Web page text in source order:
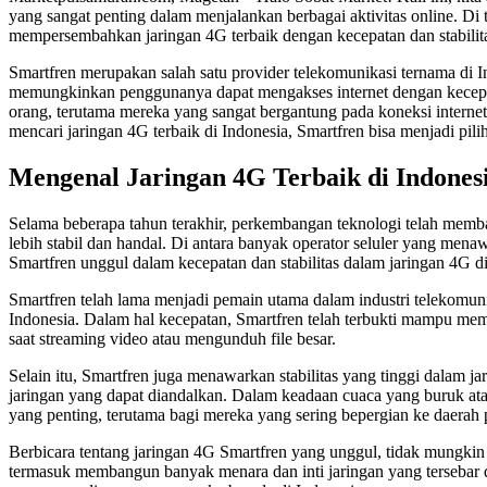
yang sangat penting dalam menjalankan berbagai aktivitas online.
mempersembahkan jaringan 4G terbaik dengan kecepatan dan
Smartfren merupakan salah satu provider telekomunikasi ternama
memungkinkan penggunanya dapat mengakses internet dengan
orang, terutama mereka yang sangat bergantung pada koneksi
mencari jaringan 4G terbaik di Indonesia, Smartfren bisa menjadi
Mengenal Jaringan 4G Terbaik di
Selama beberapa tahun terakhir, perkembangan teknologi telah
lebih stabil dan handal. Di antara banyak operator seluler yang
Smartfren unggul dalam kecepatan dan stabilitas dalam jaringan 4G
Smartfren telah lama menjadi pemain utama dalam industri
Indonesia. Dalam hal kecepatan, Smartfren telah terbukti mampu
saat streaming video atau mengunduh file besar.
Selain itu, Smartfren juga menawarkan stabilitas yang tinggi dalam
jaringan yang dapat diandalkan. Dalam keadaan cuaca yang buruk
yang penting, terutama bagi mereka yang sering bepergian ke daerah
Berbicara tentang jaringan 4G Smartfren yang unggul, tidak
termasuk membangun banyak menara dan inti jaringan yang